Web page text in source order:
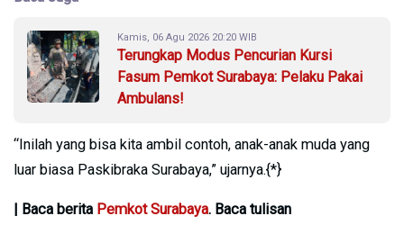
Kamis, 06 Agu 2026 20:20 WIB
Terungkap Modus Pencurian Kursi
Fasum Pemkot Surabaya: Pelaku Pakai
Ambulans!
“Inilah yang bisa kita ambil contoh, anak-anak muda yang
luar biasa Paskibraka Surabaya,” ujarnya.{*}
| Baca berita Pemkot Surabaya. Baca tulisan